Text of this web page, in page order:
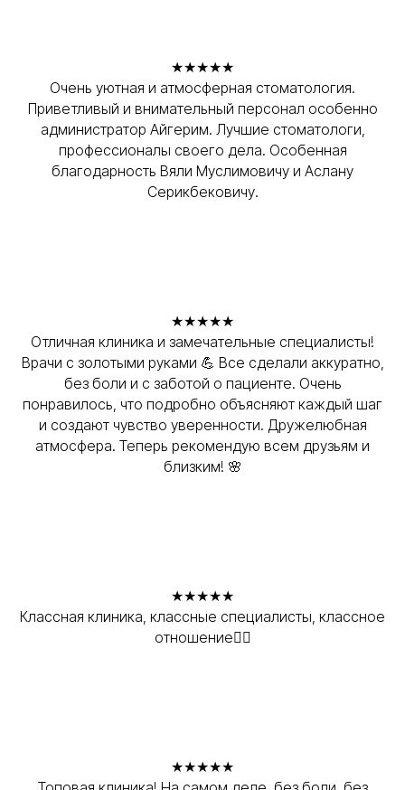
★★★★★
Очень уютная и атмосферная стоматология.
Приветливый и внимательный персонал особенно
администратор Айгерим. Лучшие стоматологи,
профессионалы своего дела. Особенная
благодарность Вяли Муслимовичу и Аслану
Серикбековичу.
★★★★★
Отличная клиника и замечательные специалисты!
Врачи с золотыми руками 💪 Все сделали аккуратно,
без боли и с заботой о пациенте. Очень
понравилось, что подробно объясняют каждый шаг
и создают чувство уверенности. Дружелюбная
атмосфера. Теперь рекомендую всем друзьям и
близким! 🌸
★★★★★
Классная клиника, классные специалисты, классное
отношение👍🏼
★★★★★